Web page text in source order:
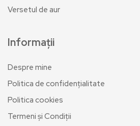
Versetul de aur
Informații
Despre mine
Politica de confidențialitate
Politica cookies
Termeni și Condiții